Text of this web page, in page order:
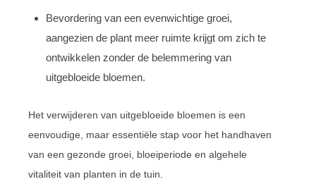
Bevordering van een evenwichtige groei,
aangezien de plant meer ruimte krijgt om zich te
ontwikkelen zonder de belemmering van
uitgebloeide bloemen.
Het verwijderen van uitgebloeide bloemen is een
eenvoudige, maar essentiële stap voor het handhaven
van een gezonde groei, bloeiperiode en algehele
vitaliteit van planten in de tuin.